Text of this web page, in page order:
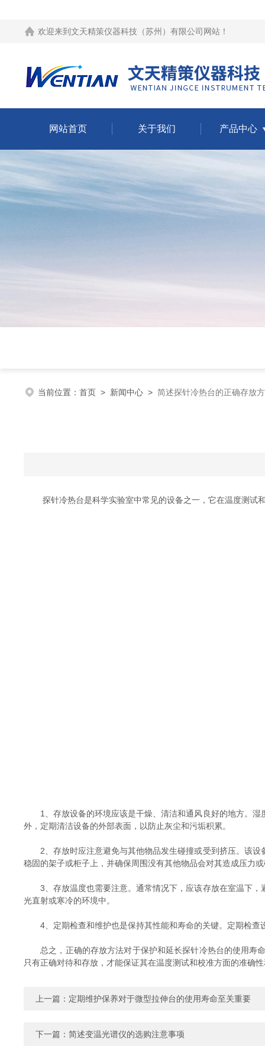
欢迎来到 文天精策仪器科技（苏州）有限公司网站 ！
网站首页 关于我们 产品中心
当前位置： 首页 > 新闻中心 > 简述探针冷热台的正确存放
探针冷热台是科学实验室中常见的设备之一，它在温度测试
1、存放设备的环境应该是干燥、清洁和通风良好的地方。湿
外，定期清洁设备的外部表面，以防止灰尘和污垢积累。
2、存放时应注意避免与其他物品发生碰撞或受到挤压。该设
稳固的架子或柜子上，并确保周围没有其他物品会对其造成压力
3、存放温度也需要注意。通常情况下，应该存放在室温下，
光直射或寒冷的环境中。
4、定期检查和维护也是保持其性能和寿命的关键。定期检查
总之，正确的存放方法对于保护和延长探针冷热台的使用寿命
只有正确对待和存放，才能保证其在温度测试和校准方面的准确
上一篇： 定期维护保养对于微型拉伸台的使用寿命至关重要
下一篇： 简述变温光谱仪的选购注意事项